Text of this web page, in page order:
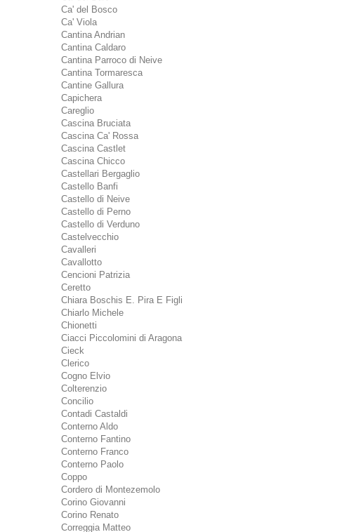
Ca' del Bosco
Ca' Viola
Cantina Andrian
Cantina Caldaro
Cantina Parroco di Neive
Cantina Tormaresca
Cantine Gallura
Capichera
Careglio
Cascina Bruciata
Cascina Ca' Rossa
Cascina Castlet
Cascina Chicco
Castellari Bergaglio
Castello Banfi
Castello di Neive
Castello di Perno
Castello di Verduno
Castelvecchio
Cavalleri
Cavallotto
Cencioni Patrizia
Ceretto
Chiara Boschis E. Pira E Figli
Chiarlo Michele
Chionetti
Ciacci Piccolomini di Aragona
Cieck
Clerico
Cogno Elvio
Colterenzio
Concilio
Contadi Castaldi
Conterno Aldo
Conterno Fantino
Conterno Franco
Conterno Paolo
Coppo
Cordero di Montezemolo
Corino Giovanni
Corino Renato
Correggia Matteo